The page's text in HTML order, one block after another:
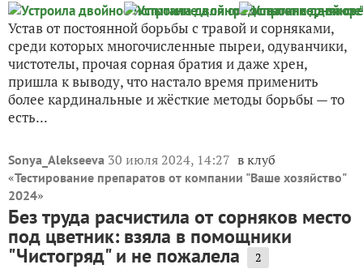
Устав от постоянной борьбы с травой и сорняками,
среди которых многочисленные пыреи, одуванчики,
чистотелы, прочая сорная братия и даже хрен,
пришла к выводу, что настало время применить
более кардинальные и жёсткие методы борьбы — то
есть...
Sonya_Alekseeva 30 июля 2024, 14:27 в клуб
«Тестирование препаратов от компании "Ваше хозяйство"
2024»
Без труда расчистила от сорняков место
под цветник: взяла в помощники
"Чистогряд" и не пожалела 2